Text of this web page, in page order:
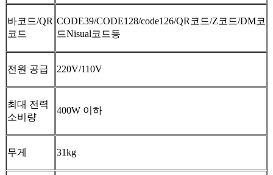
바코드/QR
코드
CODE39/CODE128/code126/QR코드/Z코드/DM코
드Nisual코드등
전원 공급 220V/110V
최대 전력
소비량
400W 이하
무게 31kg